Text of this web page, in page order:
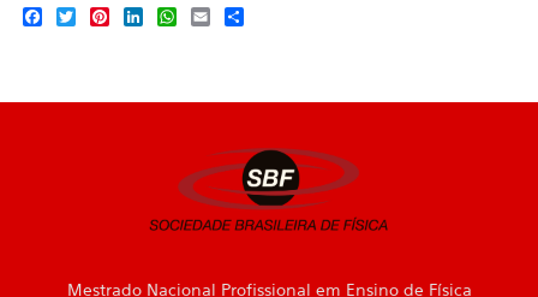
Facebook
TwitterPinterestLinkedInWhatsApp
Email
Mestrado Nacional Profissional em Ensino de Física